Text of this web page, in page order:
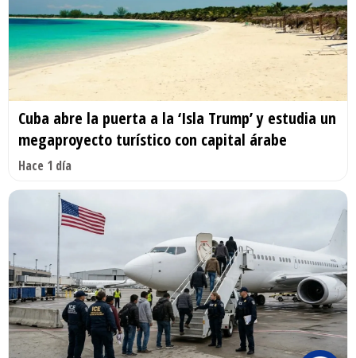
Cuba abre la puerta a la ‘Isla Trump’ y estudia un
megaproyecto turístico con capital árabe
Hace 1 día